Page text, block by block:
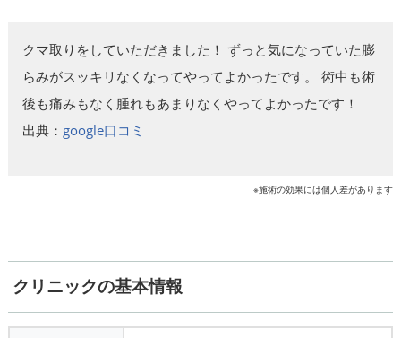
クマ取りをしていただきました！ ずっと気になっていた膨
らみがスッキリなくなってやってよかったです。 術中も術
後も痛みもなく腫れもあまりなくやってよかったです！
出典： google口コミ
※施術の効果には個人差があります
クリニックの基本情報